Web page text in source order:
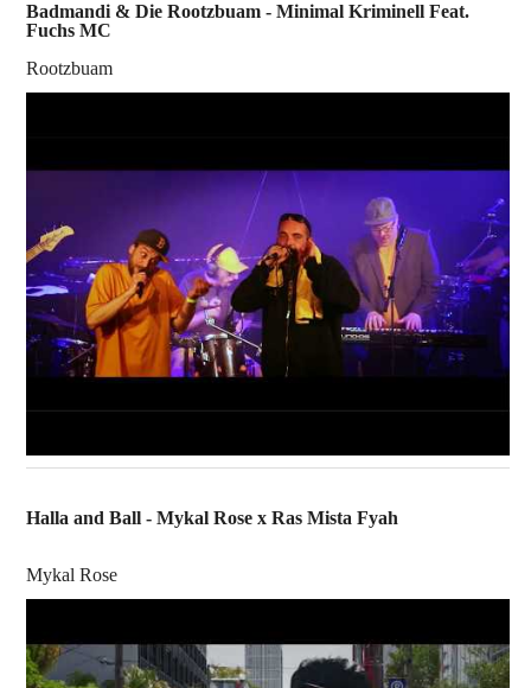
Badmandi & Die Rootzbuam - Minimal Kriminell Feat.
Fuchs MC
Rootzbuam
Halla and Ball - Mykal Rose x Ras Mista Fyah
Mykal Rose